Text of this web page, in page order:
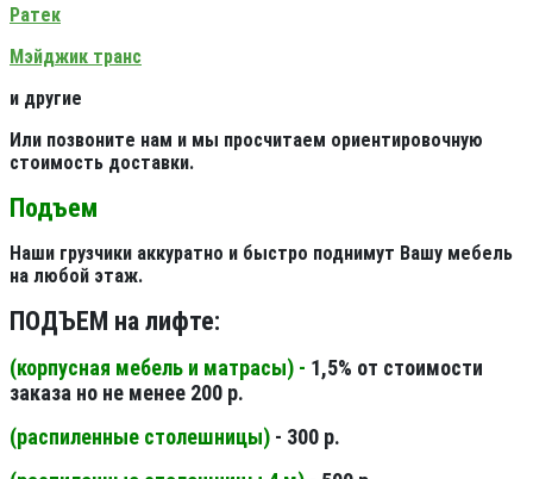
Ратек
Мэйджик транс
и другие
Или позвоните нам и мы просчитаем ориентировочную
стоимость доставки.
Подъем
Наши грузчики аккуратно и быстро поднимут Вашу мебель
на любой этаж.
ПОДЪЕМ на лифте:
(корпусная мебель и матрасы) - 1,5% от стоимости
заказа но не менее 200 р.
(распиленные столешницы) - 300 р.